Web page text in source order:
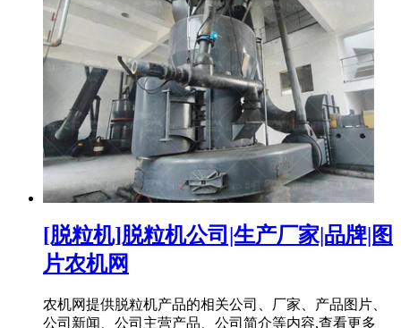
[脱粒机]脱粒机公司|生产厂家|品牌|图
片农机网
农机网提供脱粒机产品的相关公司、厂家、产品图片、
公司新闻、公司主营产品、公司简介等内容,查看更多